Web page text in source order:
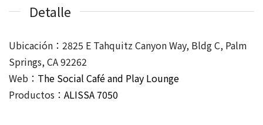
Detalle
Ubicación：2825 E Tahquitz Canyon Way, Bldg C, Palm
Springs, CA 92262
Web： The Social Café and Play Lounge
Productos： ALISSA 7050